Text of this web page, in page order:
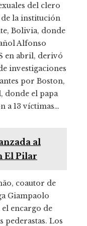
del clero
la institución
Bolivia, donde
Alfonso
en abril, derivó
investigaciones
por Boston,
donde el papa
a 13 víctimas…
al
El Pilar
coautor de
Giampaolo
encargo de
pederastas. Los